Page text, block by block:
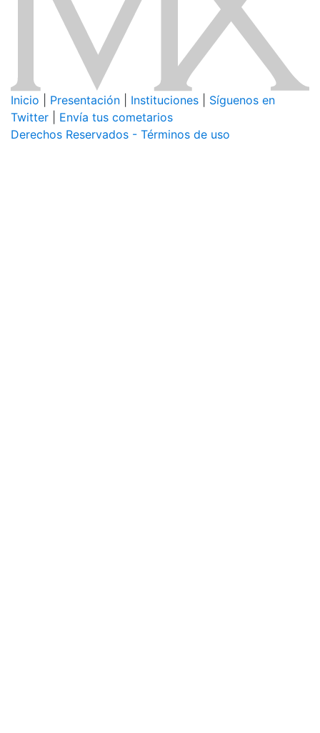
Inicio Presentación Instituciones
Síguenos en
Twitter
Envía tus cometarios
Derechos Reservados - Términos de uso